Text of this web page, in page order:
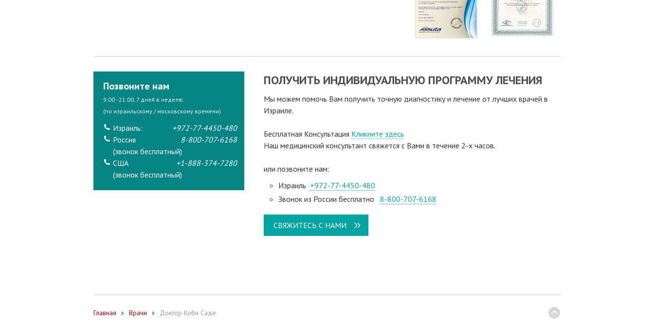
ПОЛУЧИТЬ ИНДИВИДУАЛЬНУЮ ПРОГРАММУ ЛЕЧЕНИЯ
Мы можем помочь Вам получить точную диагностику и лечение от лучших врачей в
Израиле.
Бесплатная Консультация Кликните здесь
Наш медицинский консультант свяжeтся с Вами в течение 2-х часов.
или позвоните нам:
Израиль +972-77-4450-480
Звонок из России бесплатно 8-800-707-6168
СВЯЖИТЕСЬ С НАМИ
Позвоните нам
9:00 - 21:00, 7 дней в неделю.
(по израильскому / московскому времени)
Израиль:
+972-77-4450-480
Россия
(звонок бесплатный)
8-800-707-6168
США
(звонок бесплатный)
+1-888-374-7280
Главная Врачи Доктор Коби Саде